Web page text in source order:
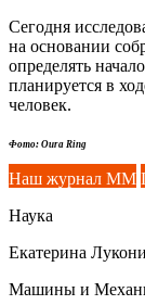
Сегодня
на основании
определять
планируется в
человек.
Фото: Oura Ring
Наш журнал ММ
Наука
Екатерина
Машины и